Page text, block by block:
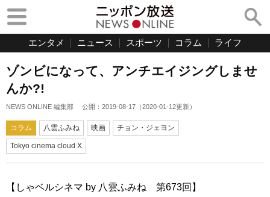
エンタメ ニュース スポーツ コラム ライフ
ゾンビになって、アンチエイジングしませ
んか?!
NEWS ONLINE 編集部 公開： 2019-08-17 （2020-01-12更新）
コラム 八雲ふみね 映画 チョン・ジェヨン
Tokyo cinema cloud X
【しゃベルシネマ by 八雲ふみね 第673回】